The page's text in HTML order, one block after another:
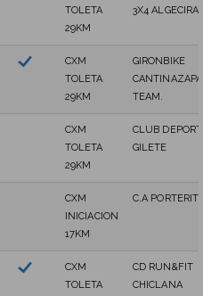
TOLETA
29KM
3X4
CXM
TOLETA
29KM
GIRONBIKE
TEAM.
CXM
TOLETA
29KM
CLUB
GILETE
CXM
INICIACION
17KM
C.A
CXM
TOLETA
CD RUN&FIT
CHICLANA